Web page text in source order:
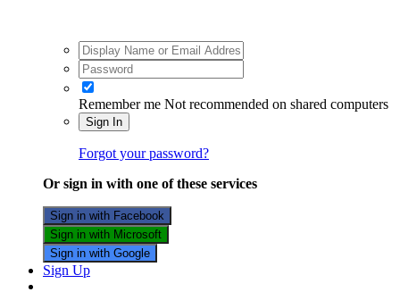
Remember me Not recommended on shared computers
Sign In
Forgot your password?
Or sign in with one of these services
Sign in with Facebook
Sign in with Microsoft
Sign in with Google
Sign Up